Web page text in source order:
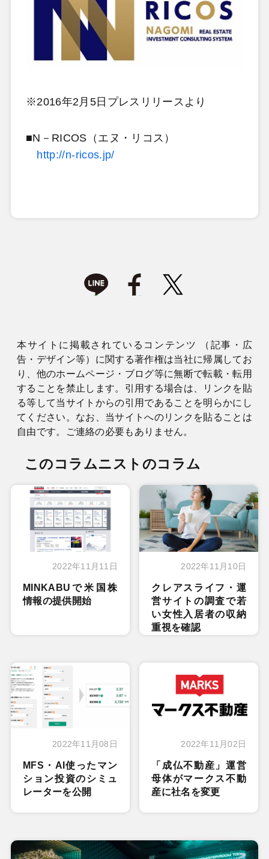
※2016年2月5日プレスリリースより
■N－RICOS（エヌ・リコス）
http://n-ricos.jp/
本サイトに掲載されているコンテンツ （記事・広
告・デザイン等）に関する著作権は当社に帰属してお
り、他のホームページ・ブログ等に無断で転載・転用
することを禁止します。引用する場合は、リンクを貼
る等して当サイトからの引用であることを明らかにし
てください。なお、当サイトへのリンクを貼ることは
自由です。ご連絡の必要もありません。
このコラムニストのコラム
2022年11月11日
MINKABUで米国株
情報の提供開始
2022年11月10日
クレアスライフ・運
営サイトの調査で若
い女性入居者の収納
重視を確認
2022年11月08日
MFS・AI使ったマン
ション投資のシミュ
レーターを公開
2022年11月02日
「成仏不動産」運営
母体がマークス不動
産に社名を変更